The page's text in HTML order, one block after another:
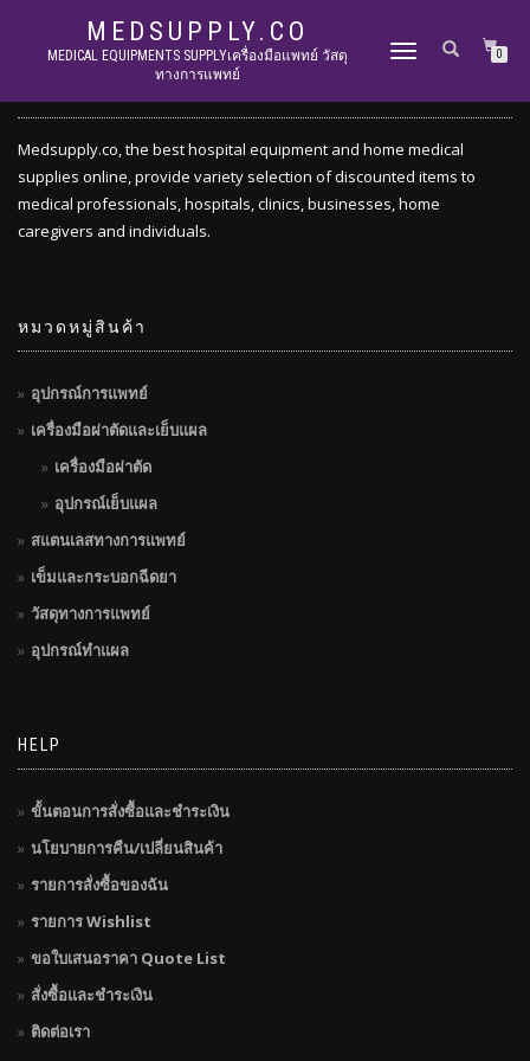
MEDSUPPLY.CO
MEDICAL EQUIPMENTS SUPPLYเครื่องมือแพทย์ วัสดุ
ทางการแพทย์
TOGGLE
0
Medsupply.co, the best hospital equipment and home medical
supplies online, provide variety selection of discounted items to
medical professionals, hospitals, clinics, businesses, home
caregivers and individuals.
หมวดหมู่สินค้า
อุปกรณ์การแพทย์
เครื่องมือผ่าตัดและเย็บแผล
เครื่องมือผ่าตัด
อุปกรณ์เย็บแผล
สแตนเลสทางการแพทย์
เข็มและกระบอกฉีดยา
วัสดุทางการแพทย์
อุปกรณ์ทำแผล
HELP
ขั้นตอนการสั่งซื้อและชำระเงิน
นโยบายการคืน/เปลี่ยนสินค้า
รายการสั่งซื้อของฉัน
รายการ Wishlist
ขอใบเสนอราคา Quote List
สั่งซื้อและชำระเงิน
ติดต่อเรา